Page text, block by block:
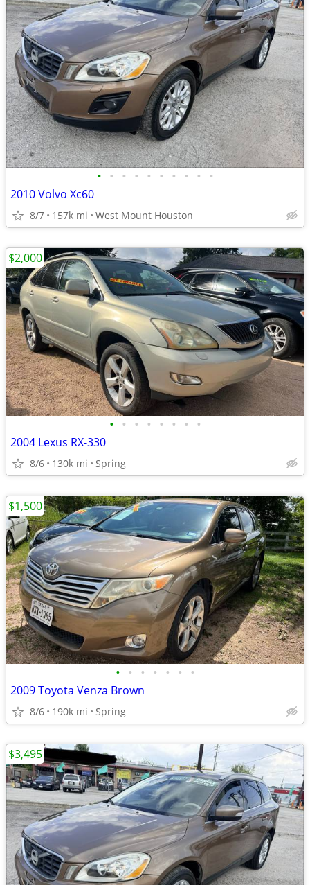
• • • • • • • • • •
2010 Volvo Xc60
8/7 157k mi West Mount Houston
• • • • • • • •
2004 Lexus RX-330
8/6 130k mi Spring
$2,000
• • • • • • •
2009 Toyota Venza Brown
8/6 190k mi Spring
$1,500
$3,495